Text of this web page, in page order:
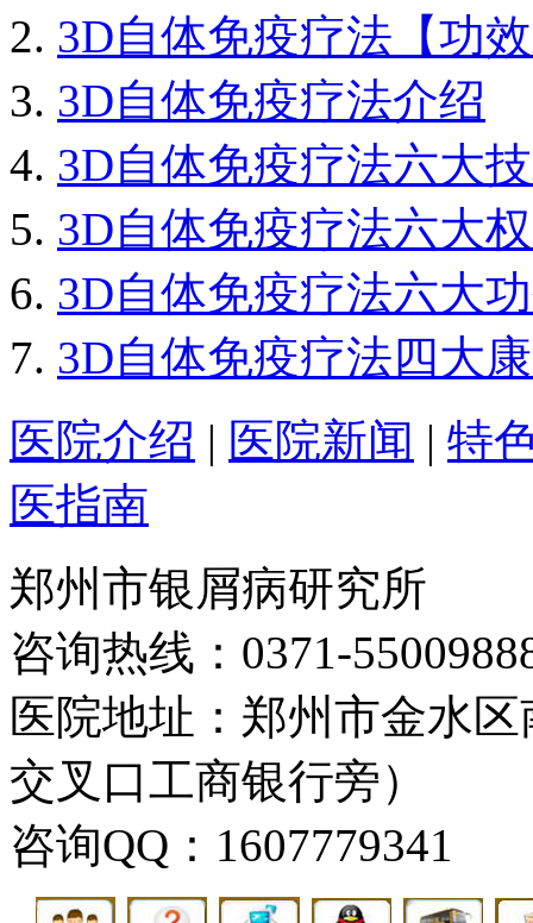
3D自体免疫疗法【功
3D自体免疫疗法介绍
3D自体免疫疗法六大
3D自体免疫疗法六大
3D自体免疫疗法六大
3D自体免疫疗法四大
医院介绍 | 医院新闻 | 特
医指南
郑州市银屑病研究所
咨询热线：0371-
医院地址：郑州市金水
交叉口工商银行旁）
咨询QQ：1607779341